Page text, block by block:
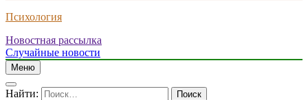
Психология
Новостная рассылка
Случайные новости
Меню
Найти: